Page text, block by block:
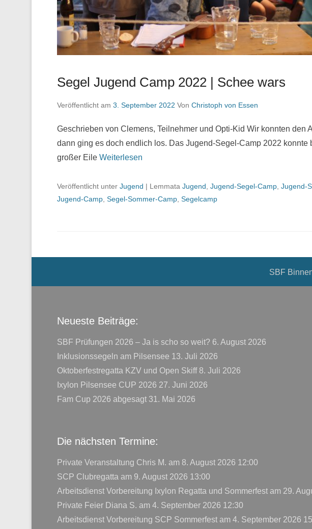
Segel Jugend Camp 2022 | Schee wars
Veröffentlicht am 3. September 2022 Von Christoph von Essen
Geschrieben von Clemens, Teilnehmer und Opti-Kid Wir konnten den
dann ging es doch endlich los. Das Jugend-Segel-Camp 2022 konnte
großer Eile Weiterlesen
Veröffentlicht unter Jugend | Lemmata Jugend Jugend-Segel-Camp Jugend-
Jugend-Camp Segel-Sommer-Camp Segelcamp
SBF
Neueste Beiträge:
SBF Prüfungen 2026 – Ja is scho so weit? 6. August 2026
Inklusionssegeln am Pilsensee 13. Juli 2026
Oktoberfestregatta KZV und Open Skiff 8. Juli 2026
Ixylon Pilsensee CUP 2026 27. Juni 2026
Fam Cup 2026 abgesagt 31. Mai 2026
Die nächsten Termine:
Private Veranstaltung Chris M. am 8. August 2026 12:00
SCP Clubregatta am 9. August 2026 13:00
Arbeitsdienst Vorbereitung Ixylon Regatta und Sommerfest am 29.
Private Feier Diana S. am 4. September 2026 12:30
Arbeitsdienst Vorbereitung SCP Sommerfest am 4. September 2026